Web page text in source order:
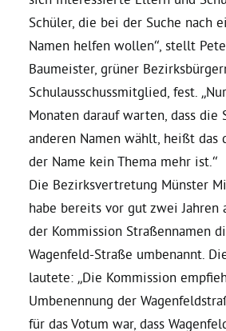
Aktiv werden
Termine
Arbeitsgruppen
Mitglied werden
Kommunalpolitik
Engagement-Sprechstunde
Schüler, die bei der Suche nach
Namen helfen wollen“, stellt
Baumeister, grüner
Schulausschussmitglied, fest.
Monaten darauf warten, dass die
anderen Namen wählt, heißt das
der Name kein Thema mehr ist.“
Die Bezirksvertretung Münster
habe bereits vor gut zwei Jahren
der Kommission Straßennamen
Wagenfeld-Straße umbenannt.
lautete: „Die Kommission
Umbenennung der
für das Votum war, dass